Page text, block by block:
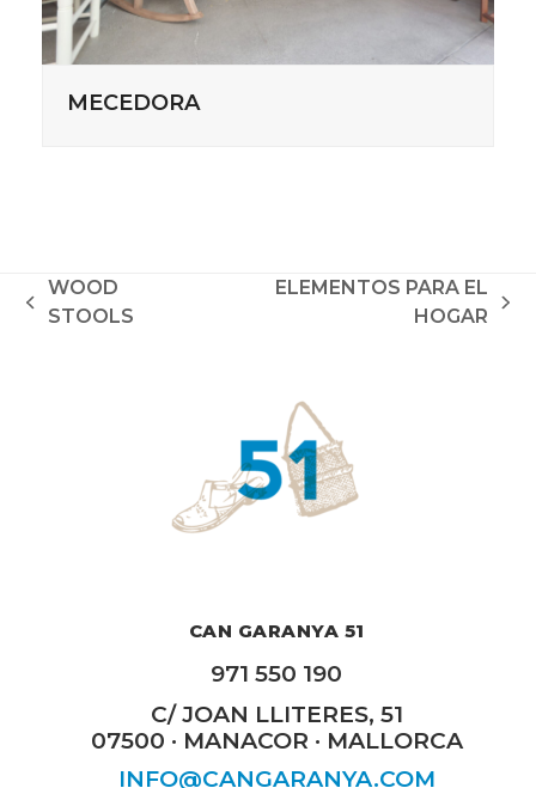
MECEDORA
previous
WOOD
STOOLS
ELEMENTOS PARA EL
HOGAR
CAN GARANYA 51
971 550 190
C/ JOAN LLITERES, 51
07500 · MANACOR · MALLORCA
INFO@CANGARANYA.COM